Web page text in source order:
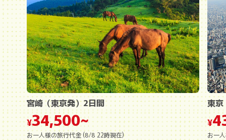
宮崎（東京発）2日間
¥34,500~
お一人様の旅行代金 (8/8 22時現在)
東
¥
お一